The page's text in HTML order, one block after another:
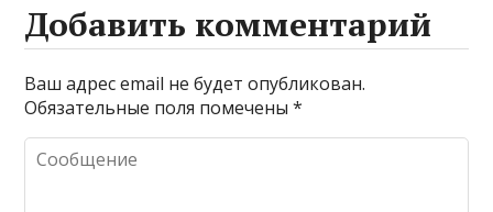
Добавить комментарий
Ваш адрес email не будет опубликован.
Обязательные поля помечены*